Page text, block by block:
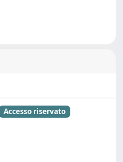
Accesso riservato